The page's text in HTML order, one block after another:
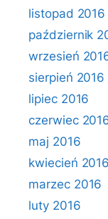
listopad 2016
październik
wrzesień
sierpień 2016
lipiec 2016
czerwiec
maj 2016
kwiecień 2016
marzec 2016
luty 2016